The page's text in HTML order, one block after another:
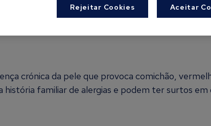
formas nas crianças. Estas manifestações
nas crianças são descritas de seguida:
crónica da pele que provoca comichão,
familiar de alergias e podem ter surtos
Rejeitar Cookies Aceitar